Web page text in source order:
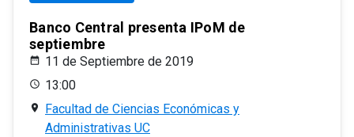
Banco Central presenta IPoM de
septiembre
11 de Septiembre de 2019
13:00
Facultad de Ciencias Económicas y
Administrativas UC